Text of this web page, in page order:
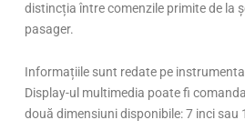
distincția între comenzile primite de la
pasager.
Informațiile sunt redate pe
Display-ul multimedia poate fi
două dimensiuni disponibile: 7 inci sau